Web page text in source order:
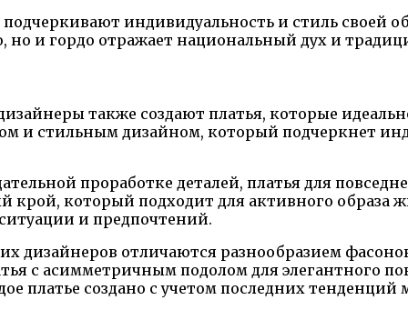
индивидуальность и стиль своей
и гордо отражает национальный дух и
также создают платья, которые
и стильным дизайном, который подчеркнет
проработке деталей, платья для
который подходит для активного образа
и предпочтений.
дизайнеров отличаются разнообразием
с асимметричным подолом для элегантного
платье создано с учетом последних